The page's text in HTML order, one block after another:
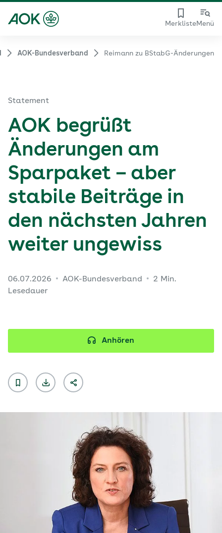
MerklisteMenü
AOK-Bundesverband Reimann zu BStabG-Änderungen
Statement
AOK begrüßt
Änderungen am
Sparpaket – aber
stabile Beiträge in
den nächsten Jahren
weiter ungewiss
06.07.2026 AOK-Bundesverband
2 Min.
Lesedauer
Anhören